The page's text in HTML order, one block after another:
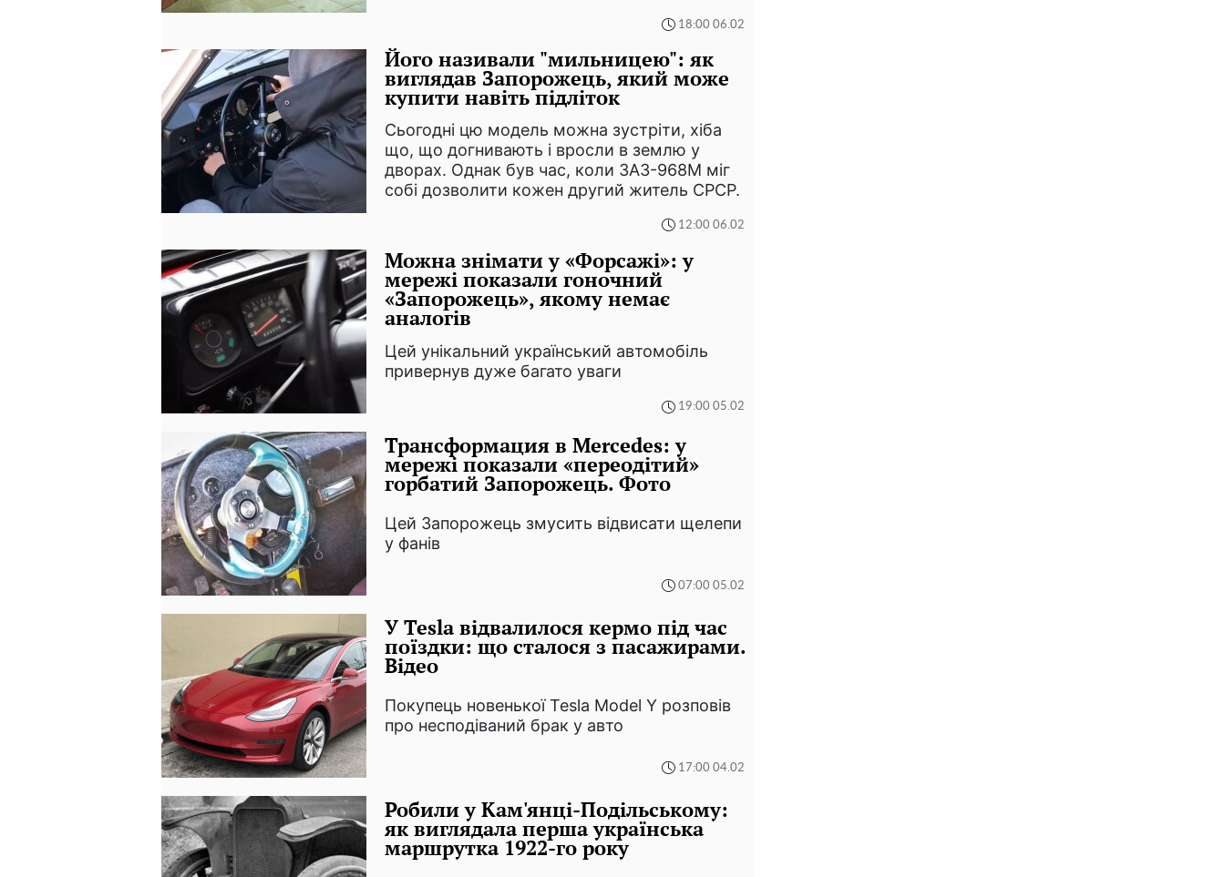
18:00 06.02
Його називали "мильницею": як
виглядав Запорожець, який може
купити навіть підліток
Сьогодні цю модель можна зустріти, хіба
що, що догнивають і вросли в землю у
дворах. Однак був час, коли ЗАЗ-968М міг
собі дозволити кожен другий житель СРСР.
12:00 06.02
Можна знімати у «Форсажі»: у
мережі показали гоночний
«Запорожець», якому немає
аналогів
Цей унікальний український автомобіль
привернув дуже багато уваги
19:00 05.02
Трансформация в Merсedes: у
мережі показали «переодітий»
горбатий Запорожець. Фото
Цей Запорожець змусить відвисати щелепи
у фанів
07:00 05.02
У Tesla відвалилося кермо під час
поїздки: що сталося з пасажирами.
Відео
Покупець новенької Tesla Model Y розповів
про несподіваний брак у авто
17:00 04.02
Робили у Кам'янці-Подільському:
як виглядала перша українська
маршрутка 1922-го року